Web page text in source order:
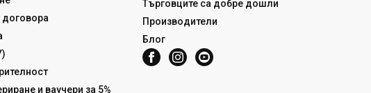
договора
и ваучери за 5%
Търговците са добре дошли
Производители
Блог